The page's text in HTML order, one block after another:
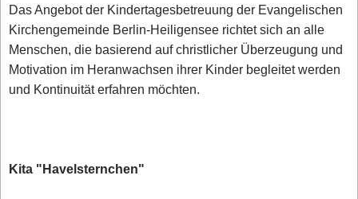
Das Angebot der Kindertagesbetreuung der Evangelischen
Kirchengemeinde Berlin-Heiligensee richtet sich an alle
Menschen, die basierend auf christlicher Überzeugung und
Motivation im Heranwachsen ihrer Kinder begleitet werden
und Kontinuität erfahren möchten.
Kita "Havelsternchen"